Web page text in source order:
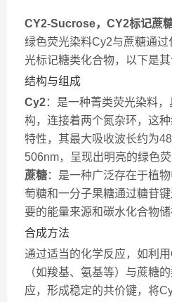
CY2-Sucrose，CY2标记蔗
绿色荧光染料Cy2与蔗糖通
光标记糖类化合物，以下是其
结构与组成
Cy2：是一种菁类荧光染料
构，连接着两个氮杂环，这
特性，其最大吸收波长约为
506nm，呈现出明亮的绿色荧
蔗糖：是一种广泛存在于植
萄糖和一分子果糖通过糖苷
要的能量来源和碳水化合物储
合成方法
通过适当的化学反应，如利
（如羧基、氨基等）与蔗糖
应，形成稳定的共价键，将